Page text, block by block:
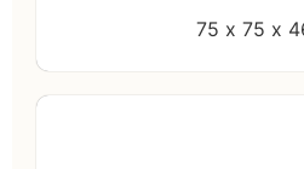
75 x 75 x